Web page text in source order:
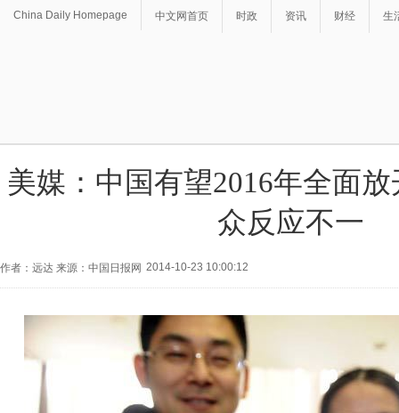
China Daily Homepage 中文网首页 时政 资讯 财经 生
美媒：中国有望2016年全面
众反应不一
作者：远达 来源：中国日报网 2014-10-23 10:00:12